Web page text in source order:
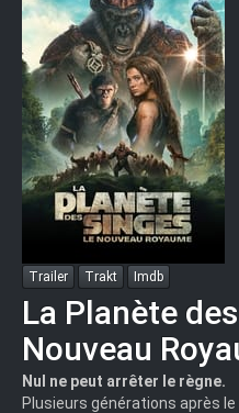
Trailer Trakt Imdb
La Planète
Nouveau
Nul ne peut arrêter le règne.
Plusieurs générations après